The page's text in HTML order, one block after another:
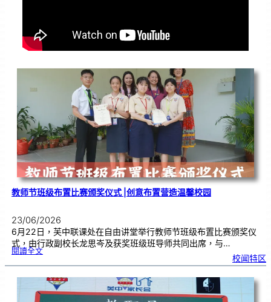
教师节班级布置比赛颁奖仪式 |创意布置营造温馨校园
23/06/2026
6月22日，芙中联课处在自由讲堂举行教师节班级布置比赛颁奖仪
式，由行政副校长龙思岑及获奖班级班导师共同出席，与…
閱讀全文:教
班
布
置
比
颁
奖
校闻特区